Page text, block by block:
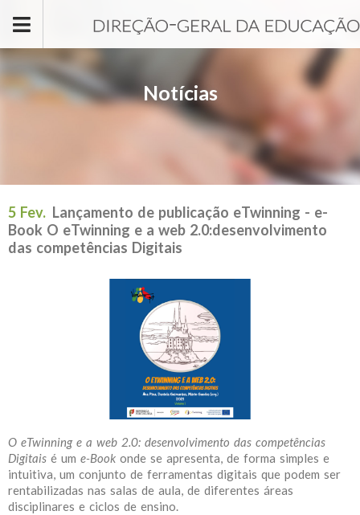
Notícias
5 Fev. Lançamento de publicação eTwinning - e-
Book O eTwinning e a web 2.0:desenvolvimento
das competências Digitais
O eTwinning e a web 2.0: desenvolvimento das competências
Digitais é um e-Book onde se apresenta, de forma simples e
intuitiva, um conjunto de ferramentas digitais que podem ser
rentabilizadas nas salas de aula, de diferentes áreas
disciplinares e ciclos de ensino.